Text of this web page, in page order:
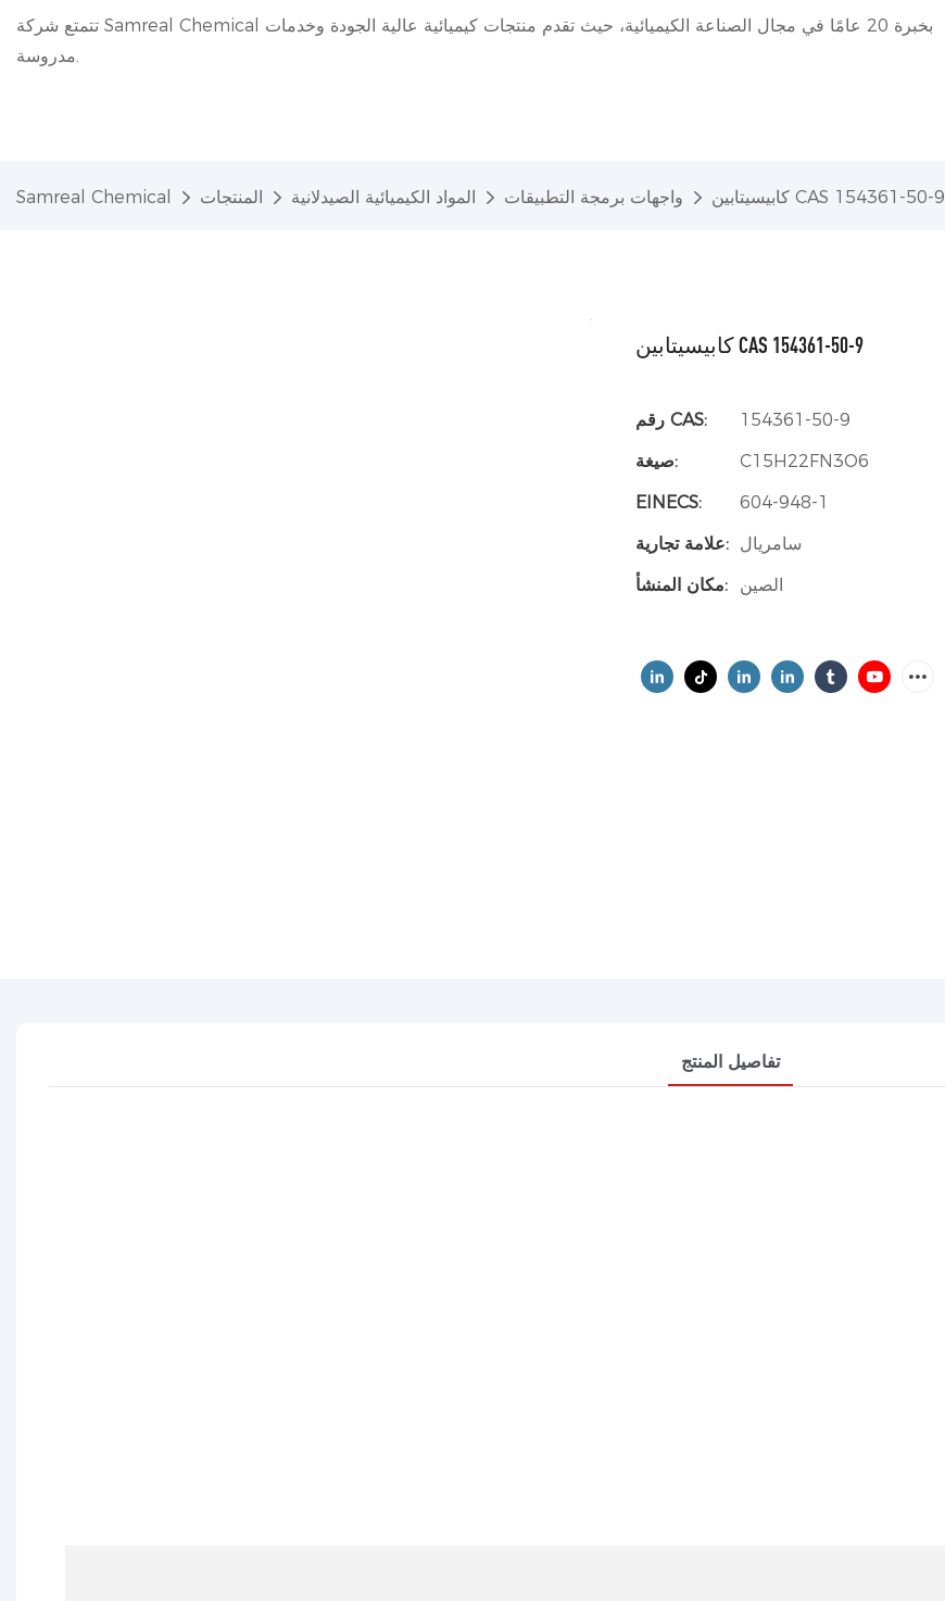
تتمتع شركة Samreal Chemical بخبرة 20 عامًا في مجال الصناعة الكيميائية، حيث تقدم منتجات كيميائية عالية الجودة وخدمات
مدروسة.
Samreal Chemical المنتجات المواد الكيميائية الصيدلانية واجهات برمجة التطبيقات كابيسيتابين CAS 154361-50-9
كابيسيتابين CAS 154361-50-9
رقم CAS:
154361-50-9
صيغة:
C15H22FN3O6
EINECS:
604-948-1
علامة تجارية: سامريال
مكان المنشأ:
الصين
تفاصيل المنتج